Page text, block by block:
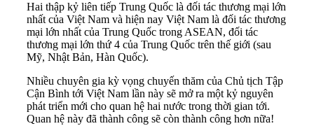
Hai thập kỷ liên tiếp Trung Quốc là đối tác thương mại lớn
nhất của Việt Nam và hiện nay Việt Nam là đối tác thương
mại lớn nhất của Trung Quốc trong ASEAN, đối tác
thương mại lớn thứ 4 của Trung Quốc trên thế giới (sau
Mỹ, Nhật Bản, Hàn Quốc).
Nhiều chuyên gia kỳ vọng chuyến thăm của Chủ tịch Tập
Cận Bình tới Việt Nam lần này sẽ mở ra một kỷ nguyên
phát triển mới cho quan hệ hai nước trong thời gian tới.
Quan hệ này đã thành công sẽ còn thành công hơn nữa!